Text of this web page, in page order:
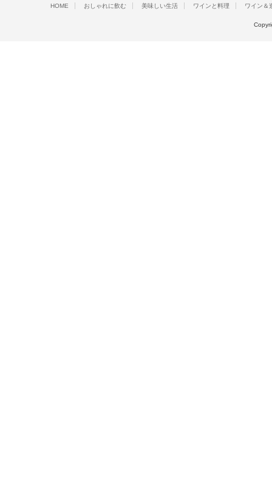
HOME おしゃれに飲む 美味しい生活 ワインと料理 ワイン＆